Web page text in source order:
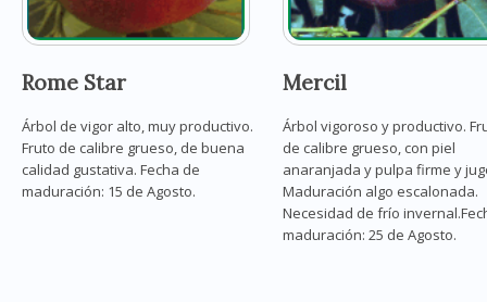
Rome Star
Árbol de vigor alto, muy productivo.
Fruto de calibre grueso, de buena
calidad gustativa. Fecha de
maduración: 15 de Agosto.
Mercil
Árbol vigoroso y productivo.
de calibre grueso, con piel
anaranjada y pulpa firme y
Maduración algo escalonada.
Necesidad de frío
maduración: 25 de Agosto.